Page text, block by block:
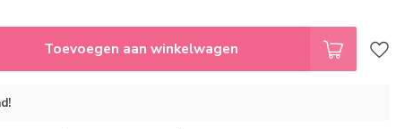
Toevoegen aan winkelwagen